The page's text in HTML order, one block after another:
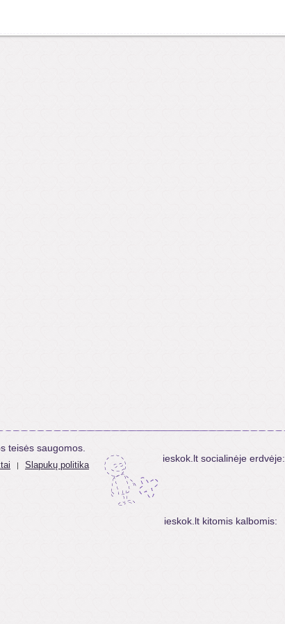
teisės saugomos.
| Slapukų politika
ieskok.lt socialinėje erdvėje:
ieskok.lt kitomis kalbomis: